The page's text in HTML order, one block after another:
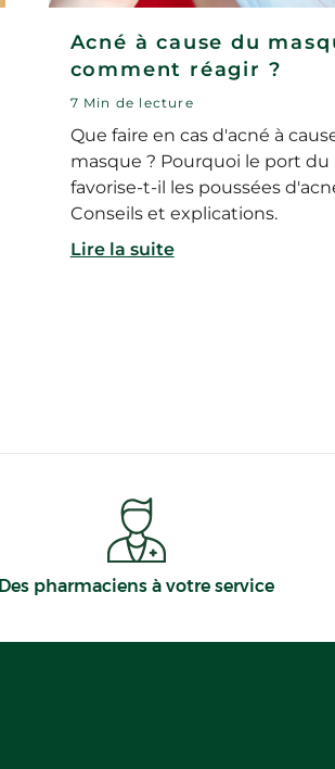
Acné à cause du
comment réagir ?
7 Min de lecture
Que faire en cas d'acné à
masque ? Pourquoi le port du
favorise-t-il les poussées
Conseils et explications.
Lire la suite
Des pharmaciens à votre service